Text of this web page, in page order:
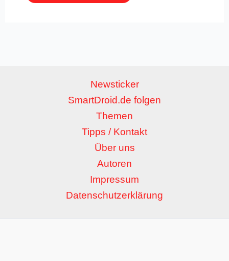
Newsticker
SmartDroid.de folgen
Themen
Tipps / Kontakt
Über uns
Autoren
Impressum
Datenschutzerklärung